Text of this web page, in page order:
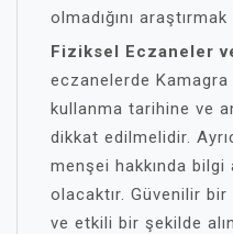
olmadığını
Fiziksel Eczaneler
eczanelerde Kamagra
kullanma tarihine ve
dikkat edilmelidir.
menşei hakkında bilgi
olacaktır. Güvenilir
ve etkili bir şekilde